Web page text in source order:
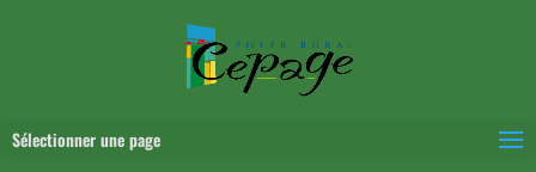
Sélectionner une page